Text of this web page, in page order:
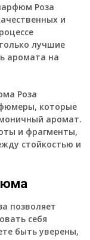
Роза
и
лучшие
аромата на
Роза
которые
аромат.
и фрагменты,
стойкостью и
позволяет
себя
быть уверены,